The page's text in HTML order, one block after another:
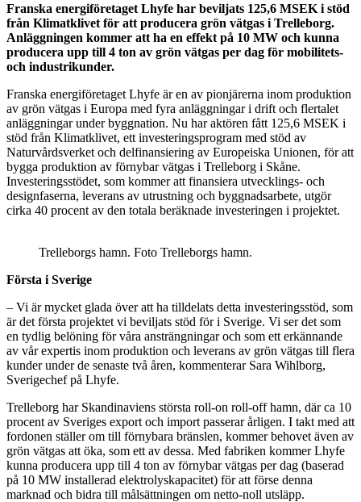
Franska energiföretaget Lhyfe har beviljats 125,6 MSEK i stöd
från Klimatklivet för att producera grön vätgas i Trelleborg.
Anläggningen kommer att ha en effekt på 10 MW och kunna
producera upp till 4 ton av grön vätgas per dag för mobilitets-
och industrikunder.
Franska energiföretaget Lhyfe är en av pionjärerna inom produktion
av grön vätgas i Europa med fyra anläggningar i drift och flertalet
anläggningar under byggnation. Nu har aktören fått 125,6 MSEK i
stöd från Klimatklivet, ett investeringsprogram med stöd av
Naturvårdsverket och delfinansiering av Europeiska Unionen, för att
bygga produktion av förnybar vätgas i Trelleborg i Skåne.
Investeringsstödet, som kommer att finansiera utvecklings- och
designfaserna, leverans av utrustning och byggnadsarbete, utgör
cirka 40 procent av den totala beräknade investeringen i projektet.
Trelleborgs hamn. Foto Trelleborgs hamn.
Första i Sverige
– Vi är mycket glada över att ha tilldelats detta investeringsstöd, som
är det första projektet vi beviljats stöd för i Sverige. Vi ser det som
en tydlig belöning för våra ansträngningar och som ett erkännande
av vår expertis inom produktion och leverans av grön vätgas till flera
kunder under de senaste två åren, kommenterar Sara Wihlborg,
Sverigechef på Lhyfe.
Trelleborg har Skandinaviens största roll-on roll-off hamn, där ca 10
procent av Sveriges export och import passerar årligen. I takt med att
fordonen ställer om till förnybara bränslen, kommer behovet även av
grön vätgas att öka, som ett av dessa. Med fabriken kommer Lhyfe
kunna producera upp till 4 ton av förnybar vätgas per dag (baserad
på 10 MW installerad elektrolyskapacitet) för att förse denna
marknad och bidra till målsättningen om netto-noll utsläpp.